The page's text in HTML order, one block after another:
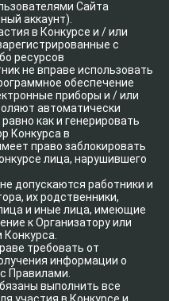
Сайта
аккаунт).
в Конкурсе и / или
с
ресурсов
не вправе использовать
обеспечение
приборы и / или
автоматически
как и генерировать
Конкурса в
право заблокировать
лица, нарушившего
допускаются работники и
их родственники,
и иные лица, имеющие
к Организатору или
требовать от
информации о
Правилами.
выполнить все